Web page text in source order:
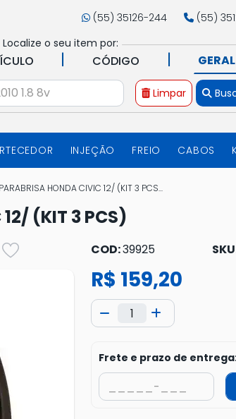
(55) 35126-244 (55)
Localize o seu item por:
| CÓDIGO | GERAL
Limpar
INJEÇÃO FREIO CABOS
HONDA CIVIC 12/ (KIT 3 PCS...
12/ (KIT 3 PCS)
COD:39925
R$ 159,20
Frete e prazo de